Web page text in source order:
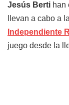
Jesús Berti han
llevan a cabo a
Independiente
juego desde la